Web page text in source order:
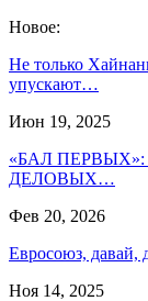
Новое:
Не только
упускают…
Июн 19, 2025
«БАЛ
ДЕЛОВЫХ…
Фев 20, 2026
Евросоюз, давай,
Ноя 14, 2025